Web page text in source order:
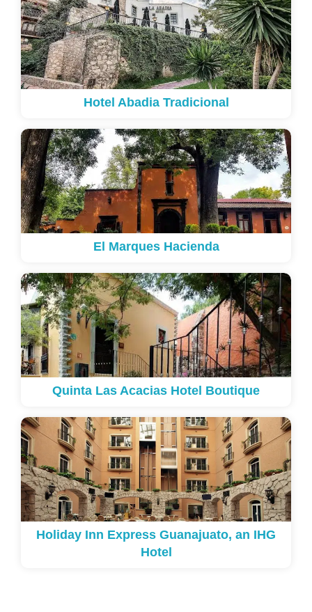
Hotel Abadia Tradicional
El Marques Hacienda
Quinta Las Acacias Hotel Boutique
Holiday Inn Express Guanajuato, an IHG
Hotel